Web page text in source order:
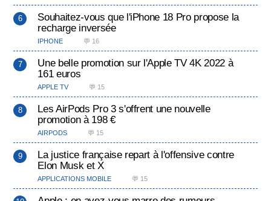
Souhaitez-vous que l'iPhone 18 Pro propose la
recharge inversée
IPHONE 💬 16
Une belle promotion sur l'Apple TV 4K 2022 à
161 euros
APPLE TV 💬 15
Les AirPods Pro 3 s'offrent une nouvelle
promotion à 198 €
AIRPODS 💬 15
La justice française repart à l'offensive contre
Elon Musk et X
APPLICATIONS MOBILE 💬 15